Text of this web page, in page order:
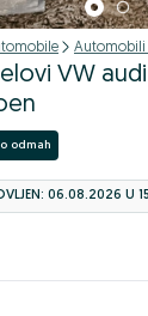
Automobili
VW
odmah
06.08.2026 U